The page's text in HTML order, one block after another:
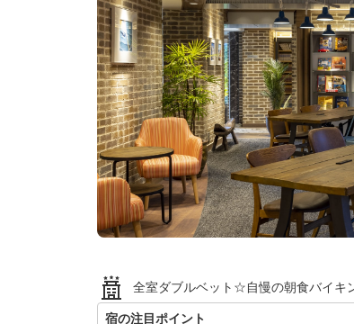
全室ダブルベット☆自慢の朝食バイキ
宿の注目ポイント